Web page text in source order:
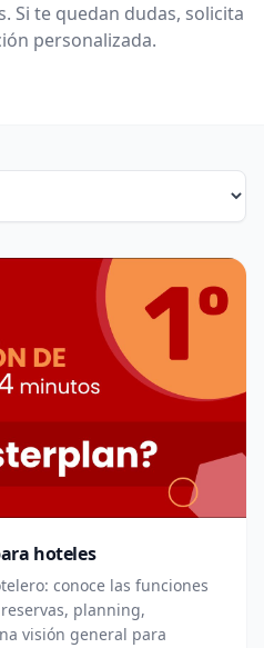
Si te quedan dudas, solicita
personalizada.
hoteles
conoce las funciones
planning,
visión general para